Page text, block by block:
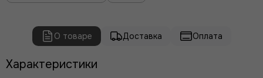
О товаре Доставка Оплата
Характеристики